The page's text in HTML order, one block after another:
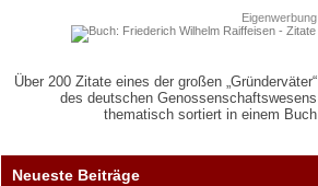
Eigenwerbung
Über 200 Zitate eines der großen „Gründerväter“
des deutschen Genossenschaftswesens
thematisch sortiert in einem Buch
Neueste Beiträge